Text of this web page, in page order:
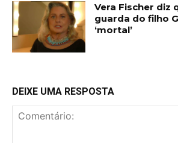
Vera Fischer diz
guarda do filho
‘mortal’
DEIXE UMA RESPOSTA